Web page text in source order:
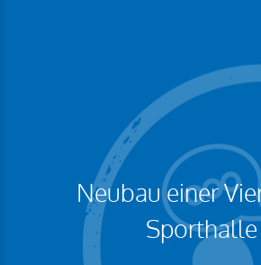
Neubau einer
Sporthalle